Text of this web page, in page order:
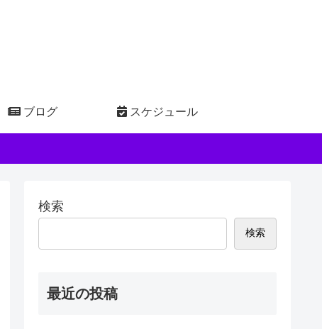
ブログ スケジュール
検索
検索
最近の投稿